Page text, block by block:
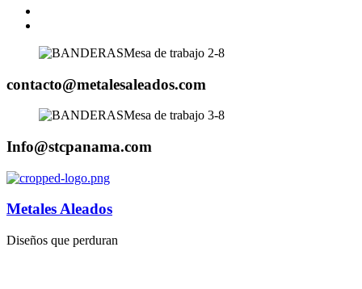
contacto@metalesaleados.com
Info@stcpanama.com
Metales Aleados
Diseños que perduran